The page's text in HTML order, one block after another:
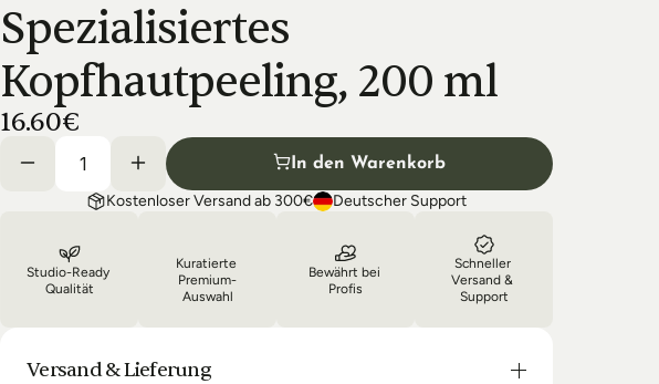
Spezialisiertes
Kopfhautpeeling, 200 ml
16.60€
In den Warenkorb
Kostenloser Versand ab 300€ Deutscher Support
Studio-Ready
Qualität
Kuratierte
Premium-
Auswahl
Bewährt bei
Profis
Schneller
Versand &
Support
Versand & Lieferung